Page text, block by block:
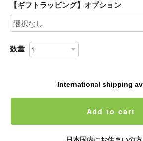
【ギフトラッピング】オプション
数量
International shipping
Add to cart